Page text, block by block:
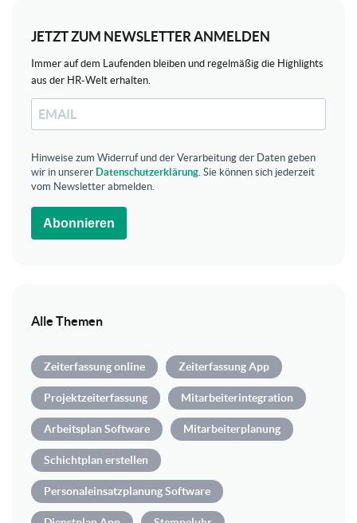
JETZT ZUM NEWSLETTER ANMELDEN
Immer auf dem Laufenden bleiben und regelmäßig die Highlights
aus der HR-Welt erhalten.
Hinweise zum Widerruf und der Verarbeitung der Daten geben
wir in unserer Datenschutzerklärung . Sie können sich jederzeit
vom Newsletter abmelden.
Abonnieren
Alle Themen
Zeiterfassung online Zeiterfassung App
Projektzeiterfassung Mitarbeiterintegration
Arbeitsplan Software Mitarbeiterplanung
Schichtplan erstellen
Personaleinsatzplanung Software